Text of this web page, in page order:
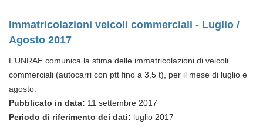
Immatricolazioni veicoli commerciali - Luglio /
Agosto 2017
L’UNRAE comunica la stima delle immatricolazioni di veicoli
commerciali (autocarri con ptt fino a 3,5 t), per il mese di luglio e
agosto.
Pubblicato in data: 11 settembre 2017
Periodo di riferimento dei dati: luglio 2017